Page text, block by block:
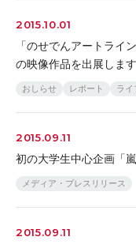
2015.10.01
「のせでんアートライ
の映像作品を出展しま
おしらせ レポート ライ
2015.09.11
初の大学生中心企画「
メディア・プレスリリース
2015.09.11